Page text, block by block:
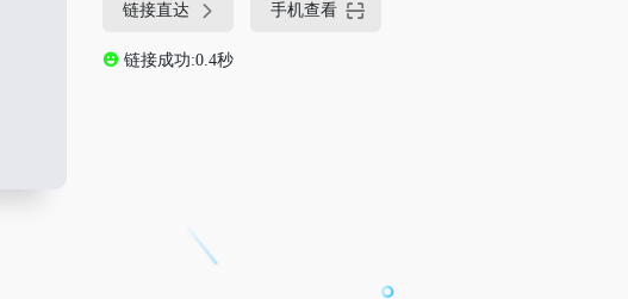
链接直达 手机查看
链接成功:0.4秒